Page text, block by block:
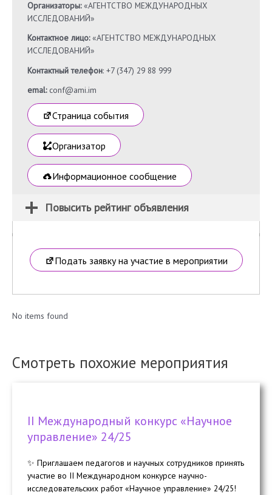
Организаторы:«АГЕНТСТВО МЕЖДУНАРОДНЫХ
ИССЛЕДОВАНИЙ»
Контактное лицо:«АГЕНТСТВО МЕЖДУНАРОДНЫХ
ИССЛЕДОВАНИЙ»
Контактный телефон: +7 (347) 29 88 999
emal: conf@ami.im
Страница события
Организатор
Информационное сообщение
Повысить рейтинг объявления
Подать заявку на участие в мероприятии
No items found
Смотреть похожие мероприятия
II Международный конкурс «Научное
управление» 24/25
✨ Приглашаем педагогов и научных сотрудников принять
участие во II Международном конкурсе научно-
исследовательских работ «Научное управление» 24/25!